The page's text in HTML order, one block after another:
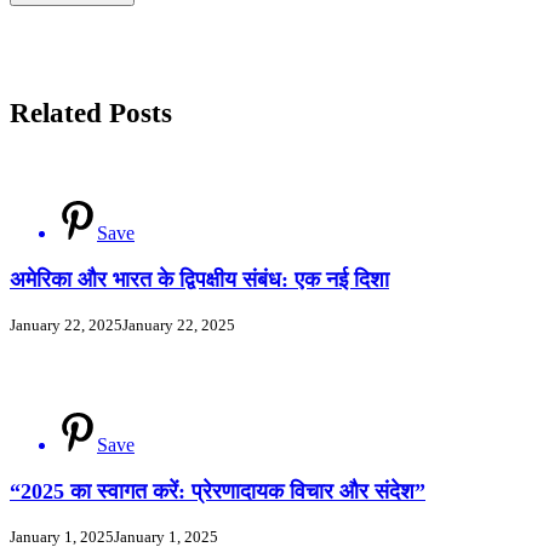
Related Posts
Save
अमेरिका और भारत के द्विपक्षीय संबंध: एक नई दिशा
January 22, 2025January 22, 2025
Save
“2025 का स्वागत करें: प्रेरणादायक विचार और संदेश”
January 1, 2025January 1, 2025